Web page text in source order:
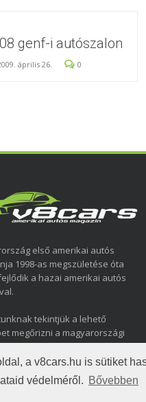
a v8cars.hu is sütiket
védelméről. Bővebben
genf-i autószalon
április 26. 0
első amerikai autós
1998-as megszületése óta
a hazai amerikai autós
tekintjük a lehető
megőrizni a magyarországi
autózás elmúlt közel három
© 1998-2026 v8cars.huT|Szerzői